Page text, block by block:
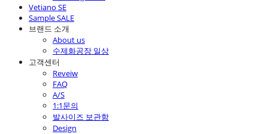
Vetiano SE
Sample SALE
브랜드 소개
About us
수제화공장 일상
고객센터
Reveiw
FAQ
A/S
1:1문의
발사이즈 보관함
Design